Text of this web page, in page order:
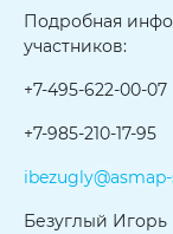
Подробная
участников:
+7-495-622-00-07
+7-985-210-17-95
Безуглый